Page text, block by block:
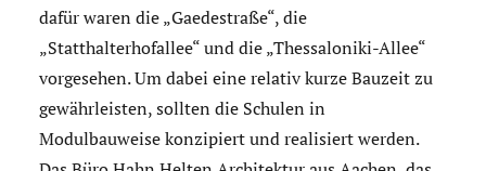
dafür waren die „Gaedestraße“, die
„Statthalterhofallee“ und die „Thessaloniki-Allee“
vorgesehen. Um dabei eine relativ kurze Bauzeit zu
gewährleisten, sollten die Schulen in
Modulbauweise konzipiert und realisiert werden.